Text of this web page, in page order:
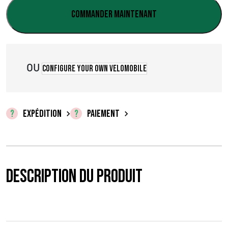
Commander maintenant
OU Configure your own velomobile
EXPÉDITION PAIEMENT
Description du produit